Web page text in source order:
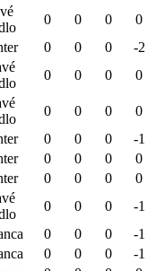
0 0 0
0
0 0 0
-2
0 0 0 0
0 0 0
0
0 0 0
-1
0 0 0
0
0 0 0
0
0 0 0
-1
0 0 0
-1
0 0 0
-1